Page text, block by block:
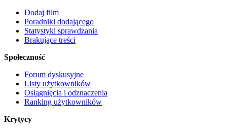
Dodaj film
Poradniki dodającego
Statystyki sprawdzania
Brakujące treści
Społeczność
Forum dyskusyjne
Listy użytkowników
Osiągnięcia i odznaczenia
Ranking użytkowników
Krytycy